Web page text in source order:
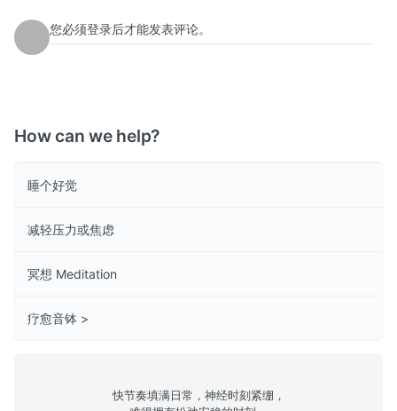
您必须登录后才能发表评论。
How can we help?
睡个好觉
减轻压力或焦虑
冥想 Meditation
疗愈音钵 >
快节奏填满日常，神经时刻紧绷，